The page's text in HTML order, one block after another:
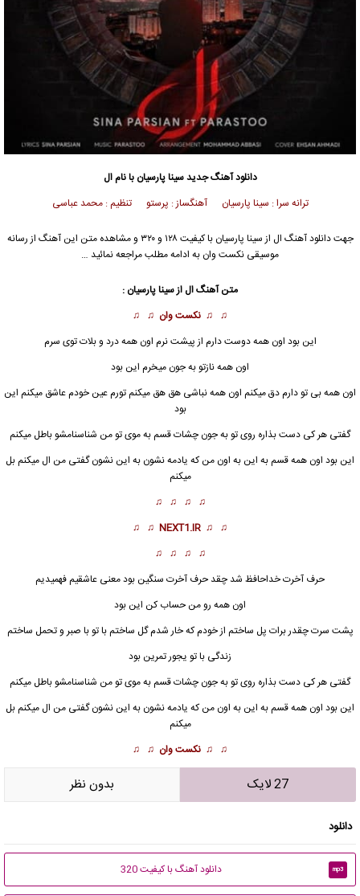
دانلود آهنگ جدیدسینا پارسیان با نام ال
ترانه سرا : سینا پارسیان آهنگساز : پرستو تنظیم : محمد عباسی
جهت دانلود آهنگ ال از سینا پارسیان
با کیفیت ۱۲۸ و ۳۲۰ و مشاهده متن این آهنگ از رسانه
موسیقی نکست وان به ادامه مطلب مراجعه نمائید …
متن آهنگ ال ازسینا پارسیان :
♫ ♫ نکست وان ♫ ♫
این بود اون همه دوست دارم از پیشت نرم اون همه درد و بلات توی سرم
اون همه نازتو به جون میخرم این بود
اون همه بی تو دارم دق میکنم اون همه نباشی هق هق میکنم تورم عین خودم عاشق میکنم این
بود
گفتی هر کی دست بذاره روی تو به جون چشات قسم به موی تو من شناسنامشو باطل میکنم
این بود اون همه قسم به این به اون من که یادمه نشون به این نشون گفتی من ال میکنمبل
میکنم
♫ ♫ ♫ ♫
♫ ♫
NEXT1.IR
♫ ♫
♫ ♫ ♫ ♫
حرف آخرت خداحافظ شد چقد حرف آخرت سنگین بود معنی عاشقیم فهمیدیم
اون همه رو من حساب کن این بود
پشت سرت چقدر برات پل ساختم از خودم که خار شدم گل ساختم با تو با صبر و تحمل ساختم
زندگی با تو یجور تمرین بود
گفتی هر کی دست بذاره روی تو به جون چشات قسم به موی تو من شناسنامشو باطل میکنم
این بود اون همه قسم به این به اون من که یادمه نشون به این نشون گفتی من ال میکنم بل
میکنم
♫ ♫ نکست وان ♫ ♫
27 لایک بدون نظر
دانلود
mp3 دانلود آهنگ با کیفیت 320